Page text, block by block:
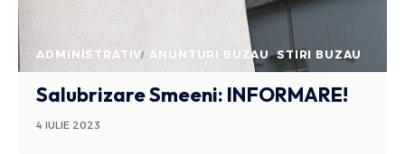
ADMINISTRATIV ANUNTURI BUZAU STIRI BUZAU
Salubrizare Smeeni: INFORMARE!
4 IULIE 2023